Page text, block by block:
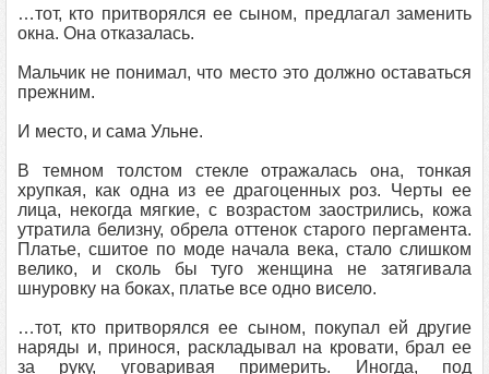
…тот, кто притворялся ее сыном, предлагал заменить
окна. Она отказалась.
Мальчик не понимал, что место это должно оставаться
прежним.
И место, и сама Ульне.
В темном толстом стекле отражалась она, тонкая
хрупкая, как одна из ее драгоценных роз. Черты ее
лица, некогда мягкие, с возрастом заострились, кожа
утратила белизну, обрела оттенок старого пергамента.
Платье, сшитое по моде начала века, стало слишком
велико, и сколь бы туго женщина не затягивала
шнуровку на боках, платье все одно висело.
…тот, кто притворялся ее сыном, покупал ей другие
наряды и, принося, раскладывал на кровати, брал ее
за руку, уговаривая примерить. Иногда, под